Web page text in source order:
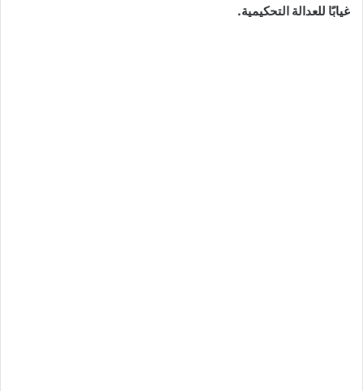
غيابًا للعدالة التحكيمية.